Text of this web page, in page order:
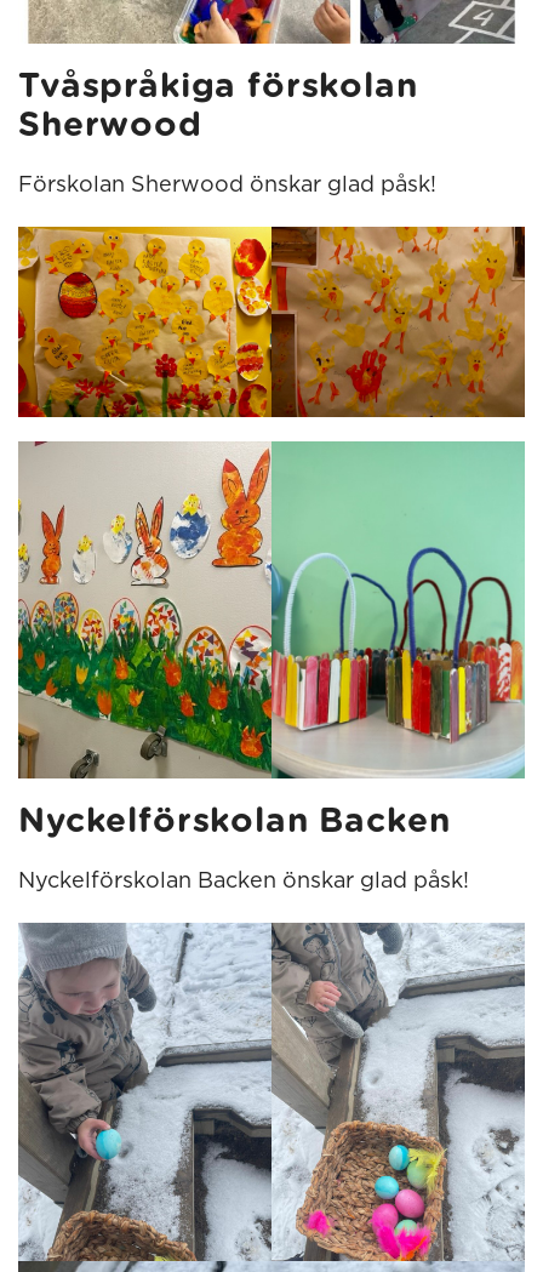
Tvåspråkiga förskolan
Sherwood
Förskolan Sherwood önskar glad påsk!
Nyckelförskolan Backen
Nyckelförskolan Backen önskar glad påsk!